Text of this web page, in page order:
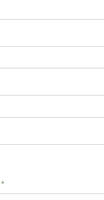
*